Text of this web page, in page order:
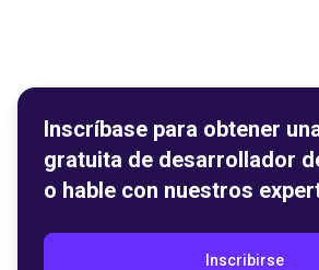
Inscríbase para obtener
gratuita de desarrollador
o hable con nuestros
Inscribirse